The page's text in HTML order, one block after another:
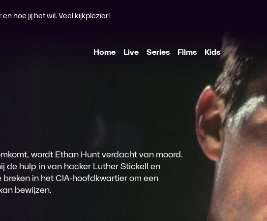
hoe jij het wil. Veel kijkplezier!
Home Live Series Films Kids
wordt Ethan Hunt verdacht van moord.
de hulp in van hacker Luther Stickell en
in het CIA-hoofdkwartier om een
bewijzen.